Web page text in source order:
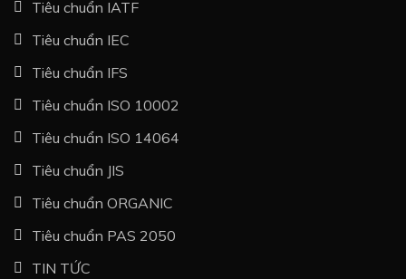
Tiêu chuẩn IATF
Tiêu chuẩn IEC
Tiêu chuẩn IFS
Tiêu chuẩn ISO 10002
Tiêu chuẩn ISO 14064
Tiêu chuẩn JIS
Tiêu chuẩn ORGANIC
Tiêu chuẩn PAS 2050
TIN TỨC